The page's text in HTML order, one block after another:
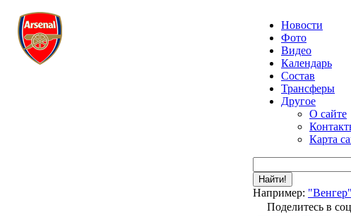
Новости
Фото
Видео
Календарь
Состав
Трансферы
Другое
О сайте
Карта
Найти!
Например: "Венгер"
Поделитесь в